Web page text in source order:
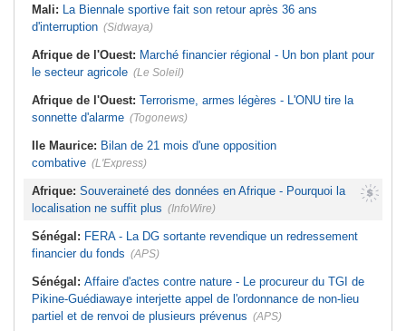
Mali: La Biennale sportive fait son retour après 36 ans
d'interruption (Sidwaya)
Afrique de l'Ouest: Marché financier régional - Un bon plant pour
le secteur agricole (Le Soleil)
Afrique de l'Ouest: Terrorisme, armes légères - L'ONU tire la
sonnette d'alarme (Togonews)
Ile Maurice: Bilan de 21 mois d'une opposition
combative (L'Express)
Afrique: Souveraineté des données en Afrique - Pourquoi la
localisation ne suffit plus (InfoWire)
Sénégal: FERA - La DG sortante revendique un redressement
financier du fonds (APS)
Sénégal: Affaire d'actes contre nature - Le procureur du TGI de
Pikine-Guédiawaye interjette appel de l'ordonnance de non-lieu
partiel et de renvoi de plusieurs prévenus (APS)